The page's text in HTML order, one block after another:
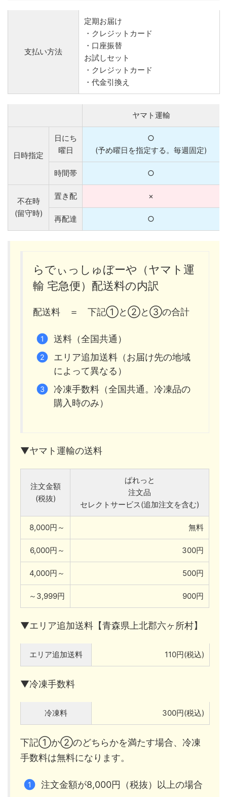
支払い方法
定期お届け
・クレジットカード
・口座振替
お試しセット
・クレジットカード
・代金引換え
ヤマト運輸
日時指定
日にち
曜日
○
(予め曜日を指定する。毎週固定)
時間帯 ○
不在時
(留守時)
置き配 ×
再配達 ○
らでぃっしゅぼーや（ヤマト運
輸 宅急便）配送料の内訳
配送料 ＝ 下記①と②と③の合計
送料（全国共通）
エリア追加送料（お届け先の地域
によって異なる）
冷凍手数料（全国共通。冷凍品の
購入時のみ）
▼ヤマト運輸の送料
注文金額
(税抜)
ぱれっと
注文品
セレクトサービス(追加注文を含む)
8,000円～ 無料
6,000円～ 300円
4,000円～ 500円
～3,999円 900円
▼エリア追加送料【青森県上北郡六ヶ所村】
エリア追加送料 110円(税込)
▼冷凍手数料
冷凍料 300円(税込)
下記①か②のどちらかを満たす場合、冷凍
手数料は無料になります。
注文金額が8,000円（税抜）以上の場合